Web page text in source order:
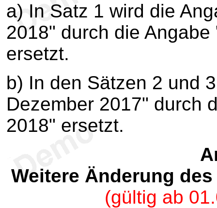
a) In Satz 1 wird die
2018" durch die
ersetzt.
b) In den Sätzen 2 und
Dezember 2017" durch
2018" ersetzt.
Weitere Änderung
(gültig ab